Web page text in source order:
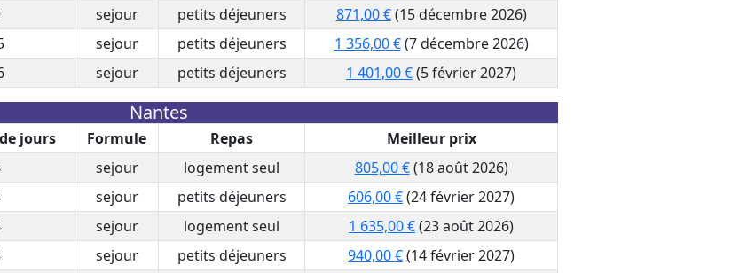
sejour petits déjeuners 871,00 €(15 décembre 2026)
sejour petits déjeuners 1 356,00 €(7 décembre 2026)
sejour petits déjeuners 1 401,00 €(5 février 2027)
Nantes
jours Formule Repas
Meilleur prix
sejour logement seul 805,00 €(18 août 2026)
sejour petits déjeuners 606,00 €(24 février 2027)
sejour logement seul 1 635,00 €(23 août 2026)
sejour petits déjeuners 940,00 €(14 février 2027)